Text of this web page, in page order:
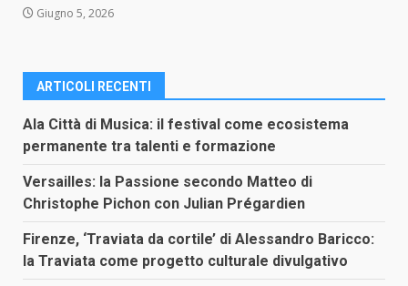
Giugno 5, 2026
ARTICOLI RECENTI
Ala Città di Musica: il festival come ecosistema
permanente tra talenti e formazione
Versailles: la Passione secondo Matteo di
Christophe Pichon con Julian Prégardien
Firenze, ‘Traviata da cortile’ di Alessandro Baricco:
la Traviata come progetto culturale divulgativo